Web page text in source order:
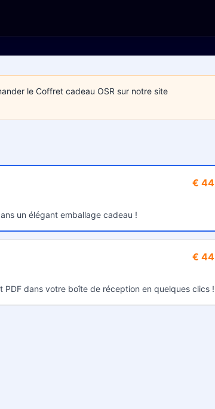
le Coffret cadeau OSR sur notre site
€ 44
un élégant emballage cadeau !
€ 44
dans votre boîte de réception en quelques clics !